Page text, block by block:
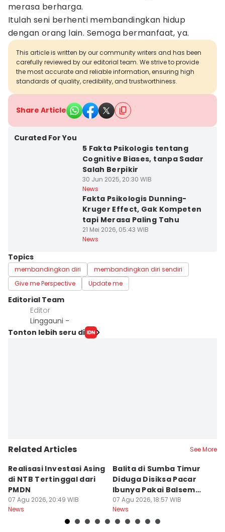
merasa berharga.
Itulah seni berhenti membandingkan hidup
dengan orang lain. Semoga bermanfaat, ya.
This article is written by our community writers and has been
carefully reviewed by our editorial team. We strive to provide
the most accurate and reliable information, ensuring high
standards of quality, credibility, and trustworthiness.
Share Article
Curated For You
5 Fakta Psikologis tentang
Cognitive Biases, tanpa Sadar
Salah Berpikir
30 Jun 2025, 20:30 WIB
News
Fakta Psikologis Dunning-
Kruger Effect, Gak Kompeten
tapi Merasa Paling Tahu
21 Mei 2026, 05:43 WIB
News
Topics
membandingkan diri
membandingkan diri sendiri
Give me Perspective
Update me
Editorial Team
Editor
Linggauni -
Tonton lebih seru di
Related Articles See More
Realisasi Investasi Asing
di NTB Tertinggal dari
PMDN
07 Agu 2026, 20:49 WIB
News
Balita di Sumba Timur
Diduga Disiksa Pacar
Ibunya Pakai Balsem
dan Cabai
07 Agu 2026, 18:57 WIB
News